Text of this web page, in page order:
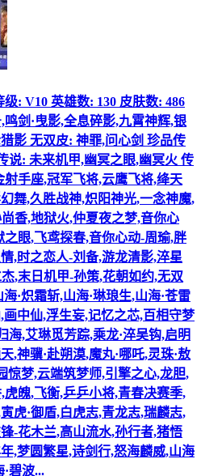
: V10 英雄数: 130 皮肤数: 486
剑·曳影,全息碎影,九霄神辉,银
影 无双皮: 神罪,问心剑 珍品传
说: 未来机甲,幽冥之眼,幽冥火 传
手座,冠军飞将,云鹰飞将,绛天
舞,久胜战神,炽阳神光,一念神魔,
香,地狱火,仲夏夜之梦,音你心
眼,飞鸢探春,音你心动-周瑜,胖
,时之恋人-刘备,游龙清影,淬星
,末日机甲-孙策,花朝如约,无双
·炽霜斩,山海·琳琅生,山海·苍雷
中仙,浮生妄,记忆之芯,百相守梦
海,艾琳觅芳踪,乘龙·淬吴钩,启明
,神骥·赴朔漠,魔丸·哪吒,灵珠·敖
惊梦,云端筑梦师,引擎之心,龙胆,
魄,飞衡,乒乒小将,青春决赛季,
虎·御盾,白虎志,青龙志,瑞麟志,
-花木兰,高山流水,孙行者,猪悟
,梦圆繁星,诗剑行,怒海麟威,山海
碧波...